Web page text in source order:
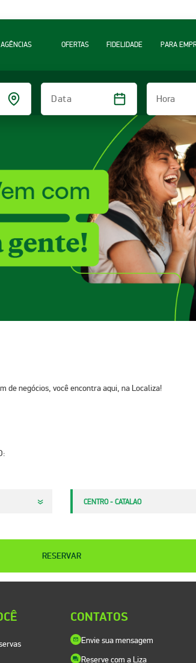
OFERTAS FIDELIDADE PARA
Data
Hora
de negócios, você encontra aqui, na Localiza!
CENTRO - CATALAO
RESERVAR
CONTATOS
Envie sua mensagem
Reserve com a Liza